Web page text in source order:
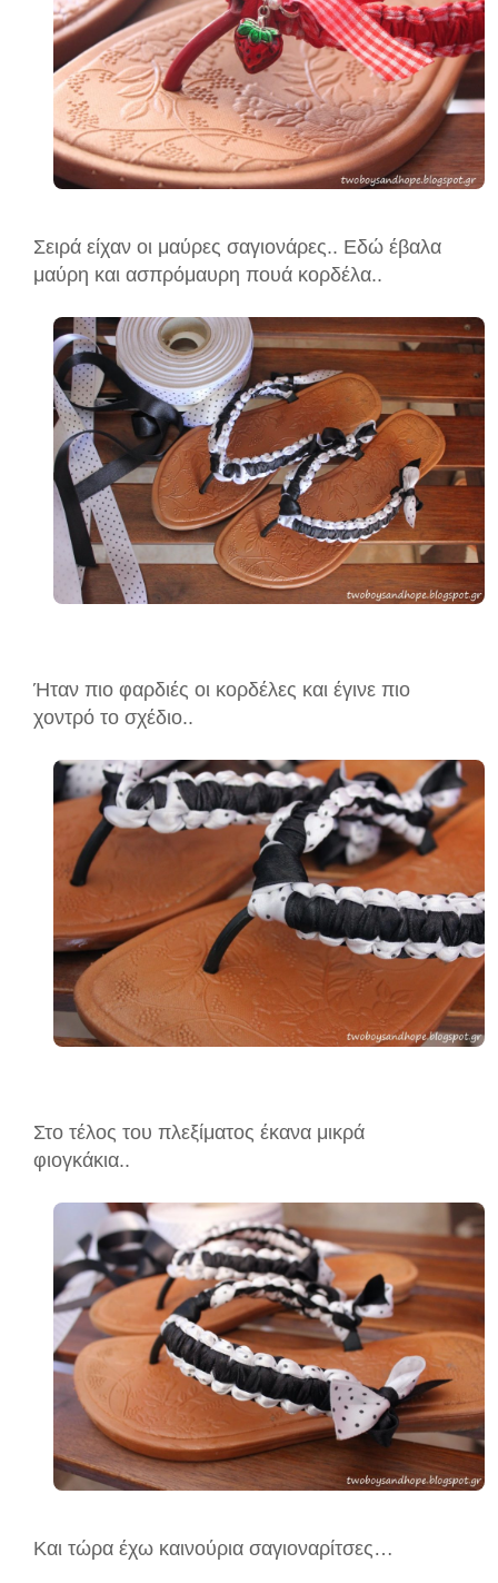
Σειρά είχαν οι μαύρες σαγιονάρες.. Εδώ έβαλα
μαύρη και ασπρόμαυρη πουά κορδέλα..
Ήταν πιο φαρδιές οι κορδέλες και έγινε πιο
χοντρό το σχέδιο..
Στο τέλος του πλεξίματος έκανα μικρά
φιογκάκια..
Και τώρα έχω καινούρια σαγιοναρίτσες…